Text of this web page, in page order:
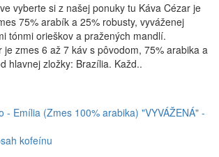
vyberte si z našej ponuky tu Káva Cézar je
75% arabík a 25% robusty, vyváženej
tónmi orieškov a pražených mandlí.
je zmes 6 až 7 káv s pôvodom, 75% arabika a
hlavnej zložky: Brazília. Každ..
kofeínu